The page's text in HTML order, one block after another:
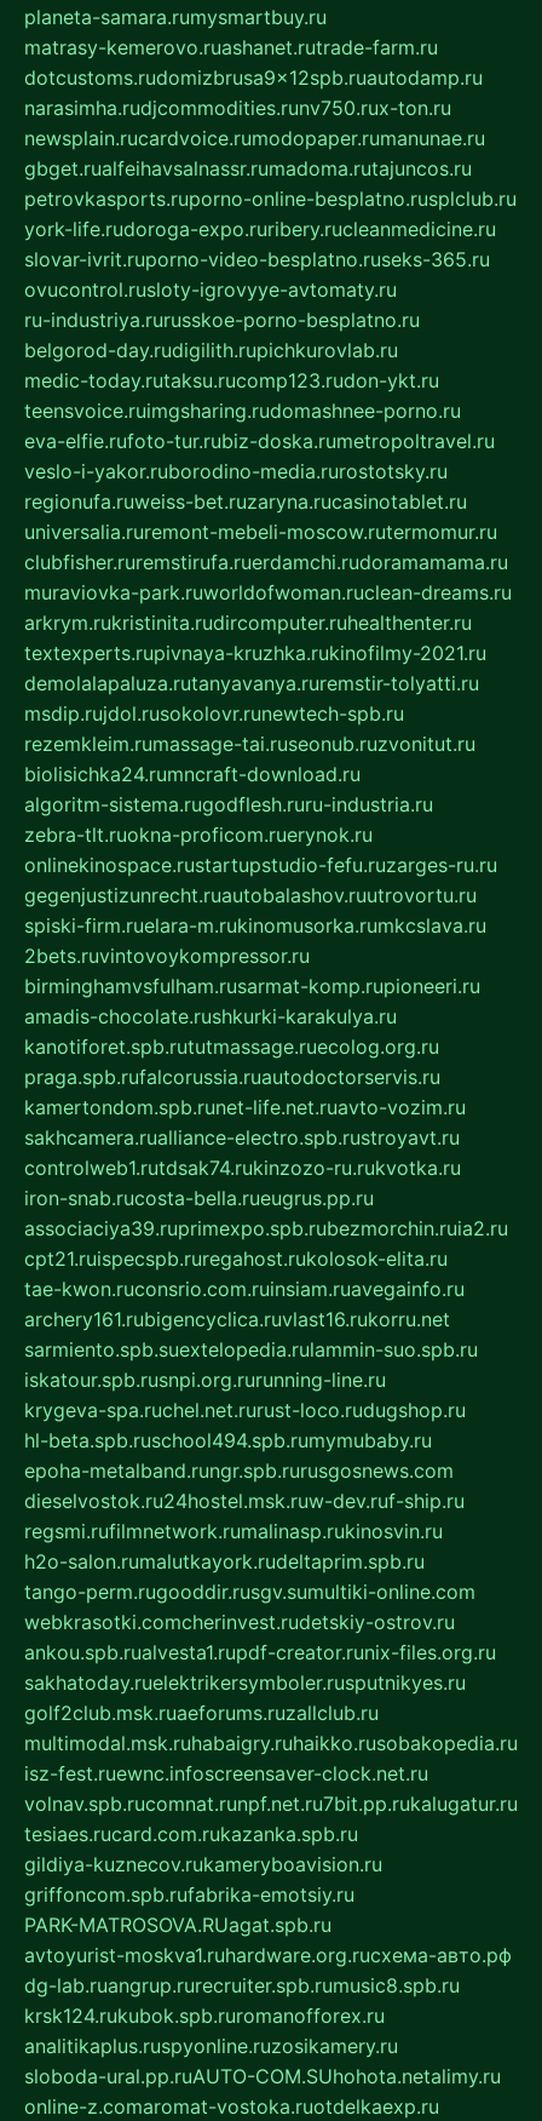
planeta-samara.rumysmartbuy.ru
matrasy-kemerovo.ruashanet.rutrade-farm.ru
dotcustoms.rudomizbrusa9x12spb.ruautodamp.ru
narasimha.rudjcommodities.runv750.rux-ton.ru
newsplain.rucardvoice.rumodopaper.rumanunae.ru
gbget.rualfeihavsalnassr.rumadoma.rutajuncos.ru
petrovkasports.ruporno-online-besplatno.rusplclub.ru
york-life.rudoroga-expo.ruribery.rucleanmedicine.ru
slovar-ivrit.ruporno-video-besplatno.ruseks-365.ru
ovucontrol.rusloty-igrovyye-avtomaty.ru
ru-industriya.rurusskoe-porno-besplatno.ru
belgorod-day.rudigilith.rupichkurovlab.ru
medic-today.rutaksu.rucomp123.rudon-ykt.ru
teensvoice.ruimgsharing.rudomashnee-porno.ru
eva-elfie.rufoto-tur.rubiz-doska.rumetropoltravel.ru
veslo-i-yakor.ruborodino-media.rurostotsky.ru
regionufa.ruweiss-bet.ruzaryna.rucasinotablet.ru
universalia.ruremont-mebeli-moscow.rutermomur.ru
clubfisher.ruremstirufa.ruerdamchi.rudoramamama.ru
muraviovka-park.ruworldofwoman.ruclean-dreams.ru
arkrym.rukristinita.rudircomputer.ruhealthenter.ru
textexperts.rupivnaya-kruzhka.rukinofilmy-2021.ru
demolalapaluza.rutanyavanya.ruremstir-tolyatti.ru
msdip.rujdol.rusokolovr.runewtech-spb.ru
rezemkleim.rumassage-tai.ruseonub.ruzvonitut.ru
biolisichka24.rumncraft-download.ru
algoritm-sistema.rugodflesh.ruru-industria.ru
zebra-tlt.ruokna-proficom.ruerynok.ru
onlinekinospace.rustartupstudio-fefu.ruzarges-ru.ru
gegenjustizunrecht.ruautobalashov.ruutrovortu.ru
spiski-firm.ruelara-m.rukinomusorka.rumkcslava.ru
2bets.ruvintovoykompressor.ru
birminghamvsfulham.rusarmat-komp.rupioneeri.ru
amadis-chocolate.rushkurki-karakulya.ru
kanotiforet.spb.rututmassage.ruecolog.org.ru
praga.spb.rufalcorussia.ruautodoctorservis.ru
kamertondom.spb.runet-life.net.ruavto-vozim.ru
sakhcamera.rualliance-electro.spb.rustroyavt.ru
controlweb1.rutdsak74.rukinzozo-ru.rukvotka.ru
iron-snab.rucosta-bella.rueugrus.pp.ru
associaciya39.ruprimexpo.spb.rubezmorchin.ruia2.ru
cpt21.ruispecspb.ruregahost.rukolosok-elita.ru
tae-kwon.ruconsrio.com.ruinsiam.ruavegainfo.ru
archery161.rubigencyclica.ruvlast16.rukorru.net
sarmiento.spb.suextelopedia.rulammin-suo.spb.ru
iskatour.spb.rusnpi.org.rurunning-line.ru
krygeva-spa.ruchel.net.rurust-loco.rudugshop.ru
hl-beta.spb.ruschool494.spb.rumymubaby.ru
epoha-metalband.rungr.spb.rurusgosnews.com
dieselvostok.ru24hostel.msk.ruw-dev.ruf-ship.ru
regsmi.rufilmnetwork.rumalinasp.rukinosvin.ru
h2o-salon.rumalutkayork.rudeltaprim.spb.ru
tango-perm.rugooddir.rusgv.sumultiki-online.com
webkrasotki.comcherinvest.rudetskiy-ostrov.ru
ankou.spb.rualvesta1.rupdf-creator.runix-files.org.ru
sakhatoday.ruelektrikersymboler.rusputnikyes.ru
golf2club.msk.ruaeforums.ruzallclub.ru
multimodal.msk.ruhabaigry.ruhaikko.rusobakopedia.ru
isz-fest.ruewnc.infoscreensaver-clock.net.ru
volnav.spb.rucomnat.runpf.net.ru7bit.pp.rukalugatur.ru
tesiaes.rucard.com.rukazanka.spb.ru
gildiya-kuznecov.rukameryboavision.ru
griffoncom.spb.rufabrika-emotsiy.ru
PARK-MATROSOVA.RUagat.spb.ru
avtoyurist-moskva1.ruhardware.org.ruсхема-авто.рф
dg-lab.ruangrup.rurecruiter.spb.rumusic8.spb.ru
krsk124.rukubok.spb.ruromanofforex.ru
analitikaplus.ruspyonline.ruzosikamery.ru
sloboda-ural.pp.ruAUTO-COM.SUhohota.netalimy.ru
online-z.comaromat-vostoka.ruotdelkaexp.ru